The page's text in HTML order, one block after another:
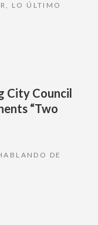
, LO ÚLTIMO
City Council
“Two
DE